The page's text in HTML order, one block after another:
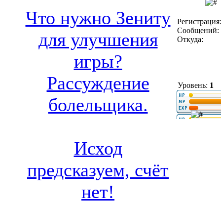
Что нужно Зениту
для улучшения
игры?
Рассуждение
болельщика.
Исход
предсказуем, счёт
нет!
Сообщений:
Откуда:
Уровень: 1